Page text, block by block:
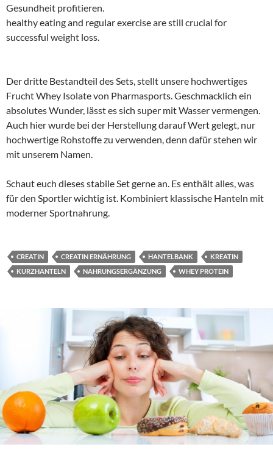
Gesundheit profitieren.
healthy eating and regular exercise are still crucial for
successful weight loss.
Der dritte Bestandteil des Sets, stellt unsere hochwertiges
Frucht Whey Isolate von Pharmasports. Geschmacklich ein
absolutes Wunder, lässt es sich super mit Wasser vermengen.
Auch hier wurde bei der Herstellung darauf Wert gelegt, nur
hochwertige Rohstoffe zu verwenden, denn dafür stehen wir
mit unserem Namen.
Schaut euch dieses stabile Set gerne an. Es enthält alles, was
für den Sportler wichtig ist. Kombiniert klassische Hanteln mit
moderner Sportnahrung.
CREATIN CREATIN ERNÄHRUNG HANTELBANK
KREATIN
KURZHANTELN
NAHRUNGSERGÄNZUNG WHEY PROTEIN